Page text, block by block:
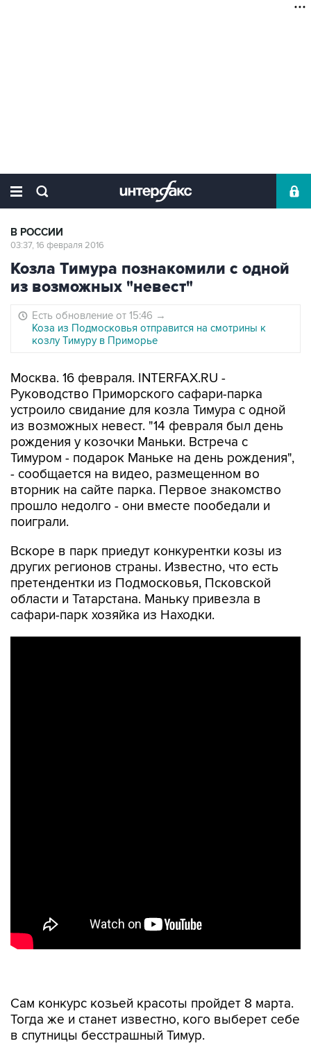
В РОССИИ
03:37, 16 февраля 2016
Козла Тимура познакомили с одной
из возможных "невест"
Есть обновление от 15:46 →
Коза из Подмосковья отправится на смотрины к
козлу Тимуру в Приморье
Москва. 16 февраля. INTERFAX.RU -
Руководство Приморского сафари-парка
устроило свидание для козла Тимура с одной
из возможных невест. "14 февраля был день
рождения у козочки Маньки. Встреча с
Тимуром - подарок Маньке на день рождения",
- сообщается на видео, размещенном во
вторник на сайте парка. Первое знакомство
прошло недолго - они вместе пообедали и
поиграли.
Вскоре в парк приедут конкурентки козы из
других регионов страны. Известно, что есть
претендентки из Подмосковья, Псковской
области и Татарстана. Маньку привезла в
сафари-парк хозяйка из Находки.
в спутницы бесстрашный Тимур.
Тигр Амур в Приморском сафари-парке